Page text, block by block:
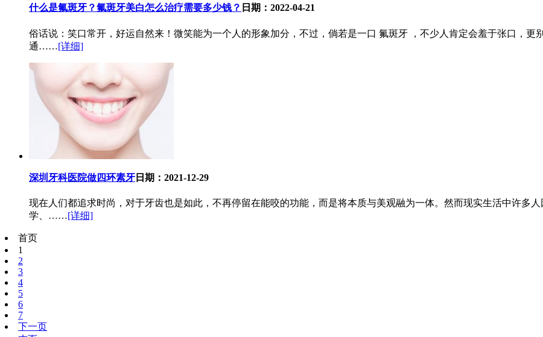
什么是氟斑牙？氟斑牙美白怎么治疗需要多少钱？ 日期：2022-04-21
俗话说：笑口常开，好运自然来！微笑能为一个人的形象加分，不过，倘若是一口 氟斑牙 ，不少人肯定会羞于张口，
通……[详细]
深圳牙科医院做四环素牙 日期：2021-12-29
现在人们都追求时尚，对于牙齿也是如此，不再停留在能咬的功能，而是将本质与美观融为一体。然而现实生活中许多
学、……[详细]
首页
1
2
3
4
5
6
7
下一页